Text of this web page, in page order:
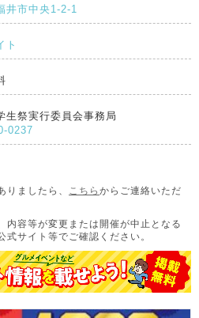
井市中央1-2-1
ト
生祭実行委員会事務局
0237
ましたら、 こちら からご連絡いただ
容等が変更または開催が中止となる
式サイト等でご確認ください。